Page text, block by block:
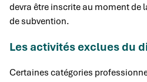
devra être inscrite au moment de
de subvention.
Les activités exclues du
Certaines catégories